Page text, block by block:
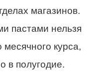
магазинов.
пастами нельзя
месячного курса,
в полугодие.